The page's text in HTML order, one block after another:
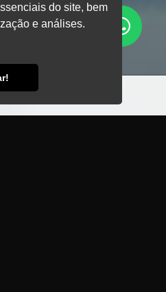
do site, bem
e análises.